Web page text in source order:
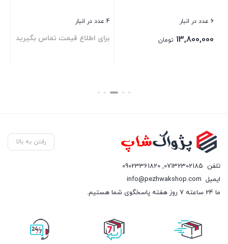
6 عدد در انبار
13,800,000 تومان
4 عدد در انبار
برای اطلاع قیمت تماس بگیرید
رفتن به بالا
تلفن 07132302185
,
09023361820
ایمیل info@pezhwakshop.com
ما 24 ساعته 7 روز هفته پاسخگوی شما هستیم.